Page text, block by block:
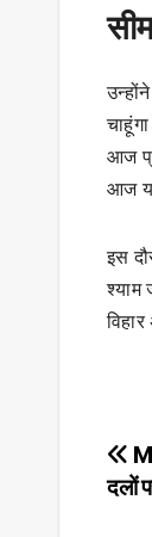
आज
आज
इस
श्याम
दलों